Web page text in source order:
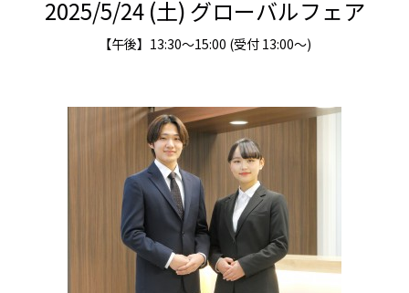
2025/5/24 (土) グローバルフェア
【午後】13:30～15:00 (受付 13:00～)